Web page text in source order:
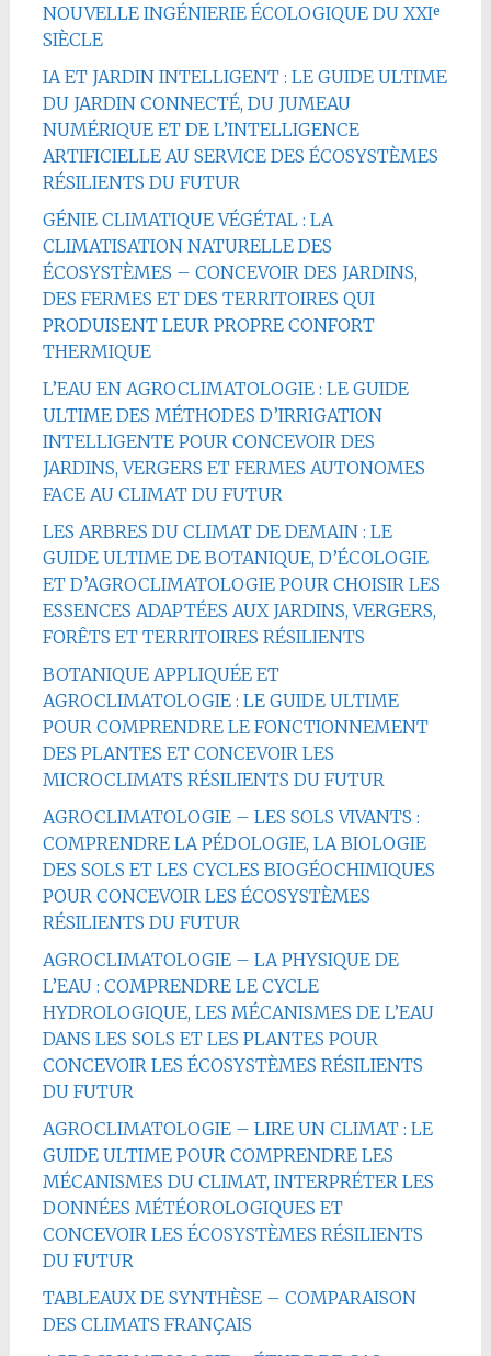
NOUVELLE INGÉNIERIE ÉCOLOGIQUE DU XXIᵉ
SIÈCLE
IA ET JARDIN INTELLIGENT : LE GUIDE ULTIME
DU JARDIN CONNECTÉ, DU JUMEAU
NUMÉRIQUE ET DE L’INTELLIGENCE
ARTIFICIELLE AU SERVICE DES ÉCOSYSTÈMES
RÉSILIENTS DU FUTUR
GÉNIE CLIMATIQUE VÉGÉTAL : LA
CLIMATISATION NATURELLE DES
ÉCOSYSTÈMES – CONCEVOIR DES JARDINS,
DES FERMES ET DES TERRITOIRES QUI
PRODUISENT LEUR PROPRE CONFORT
THERMIQUE
L’EAU EN AGROCLIMATOLOGIE : LE GUIDE
ULTIME DES MÉTHODES D’IRRIGATION
INTELLIGENTE POUR CONCEVOIR DES
JARDINS, VERGERS ET FERMES AUTONOMES
FACE AU CLIMAT DU FUTUR
LES ARBRES DU CLIMAT DE DEMAIN : LE
GUIDE ULTIME DE BOTANIQUE, D’ÉCOLOGIE
ET D’AGROCLIMATOLOGIE POUR CHOISIR LES
ESSENCES ADAPTÉES AUX JARDINS, VERGERS,
FORÊTS ET TERRITOIRES RÉSILIENTS
BOTANIQUE APPLIQUÉE ET
AGROCLIMATOLOGIE : LE GUIDE ULTIME
POUR COMPRENDRE LE FONCTIONNEMENT
DES PLANTES ET CONCEVOIR LES
MICROCLIMATS RÉSILIENTS DU FUTUR
AGROCLIMATOLOGIE – LES SOLS VIVANTS :
COMPRENDRE LA PÉDOLOGIE, LA BIOLOGIE
DES SOLS ET LES CYCLES BIOGÉOCHIMIQUES
POUR CONCEVOIR LES ÉCOSYSTÈMES
RÉSILIENTS DU FUTUR
AGROCLIMATOLOGIE – LA PHYSIQUE DE
L’EAU : COMPRENDRE LE CYCLE
HYDROLOGIQUE, LES MÉCANISMES DE L’EAU
DANS LES SOLS ET LES PLANTES POUR
CONCEVOIR LES ÉCOSYSTÈMES RÉSILIENTS
DU FUTUR
AGROCLIMATOLOGIE – LIRE UN CLIMAT : LE
GUIDE ULTIME POUR COMPRENDRE LES
MÉCANISMES DU CLIMAT, INTERPRÉTER LES
DONNÉES MÉTÉOROLOGIQUES ET
CONCEVOIR LES ÉCOSYSTÈMES RÉSILIENTS
DU FUTUR
TABLEAUX DE SYNTHÈSE – COMPARAISON
DES CLIMATS FRANÇAIS